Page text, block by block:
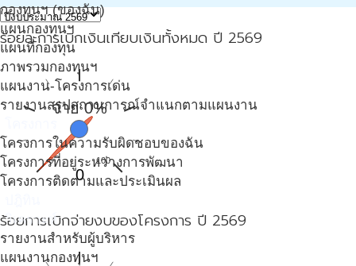
กองทุนฯ (ของฉัน)
แผนกองทุนฯ
แผนที่กองทุน
ภาพรวมกองทุนฯ
แผนงาน-โครงการเด่น
รายงานสรุปสถานการณ์จำแนกตามแผนงาน
โครงการในความรับผิดชอบของฉัน
โครงการที่อยู่ระหว่างการพัฒนา
โครงการติดตามและประเมินผล
วิเคราะห์
รายงานสำหรับผู้บริหาร
แผนงานกองทุนฯ
ร้อยละการเบิกเงินเทียบเงินทั้งหมด ปี 2569
จ่าย 0%
0 100
0
ร้อยการเบิกจ่ายงบของโครงการ ปี 2569